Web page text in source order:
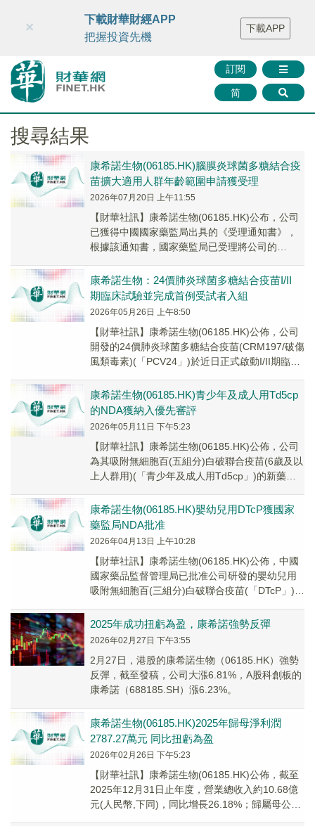
財華智庫網 FINTV FINMETA 財華證券 媒體矩陣
智庫沙龍
聯絡我們
訂閱
简
×
下載財華財經APP
把握投資先機
下載APP
搜尋結果
康希諾生物(06185.HK)腦膜炎球菌多糖結合疫
苗擴大適用人群年齡範圍申請獲受理
2026年07月20日 上午11:55
【財華社訊】康希諾生物(06185.HK)公布，公司
已獲得中國國家藥監局出具的《受理通知書》，
根據該通知書，國家藥監局已受理將公司的
康希諾生物：24價肺炎球菌多糖結合疫苗I/II
期臨床試驗並完成首例受試者入組
2026年05月26日 上午8:50
【財華社訊】康希諾生物(06185.HK)公佈，公司
開發的24價肺炎球菌多糖結合疫苗(CRM197/破傷
風類毒素)(「PCV24」)於近日正式啟動I/II期臨床
康希諾生物(06185.HK)青少年及成人用Td5cp
的NDA獲納入優先審評
2026年05月11日 下午5:23
【財華社訊】康希諾生物(06185.HK)公佈，公司
為其吸附無細胞百(五組分)白破聯合疫苗(6歲及以
上人群用)(「青少年及成人用Td5cp」)的新藥上
康希諾生物(06185.HK)嬰幼兒用DTcP獲國家
藥監局NDA批准
2026年04月13日 上午10:28
【財華社訊】康希諾生物(06185.HK)公佈，中國
國家藥品監督管理局已批准公司研發的嬰幼兒用
吸附無細胞百(三組分)白破聯合疫苗(「DTcP」)(2
2025年成功扭虧為盈，康希諾強勢反彈
2026年02月27日 下午3:55
2月27日，港股的康希諾生物（06185.HK）強勢
反彈，截至發稿，公司大漲6.81%，A股科創板的
康希諾（688185.SH）漲6.23%。
康希諾生物(06185.HK)2025年歸母淨利潤
2787.27萬元 同比扭虧為盈​
2026年02月26日 下午5:23
​【財華社訊】康希諾生物(06185.HK)公佈，截至
2025年12月31日止年度，營業總收入約10.68億
元(人民幣,下同)，同比增長26.18%；歸屬母公司